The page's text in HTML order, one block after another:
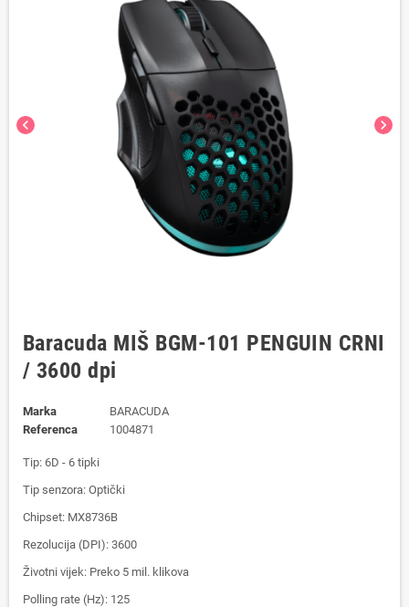
chevron_left chevron_right
Baracuda MIŠ BGM-101 PENGUIN CRNI
/ 3600 dpi
Marka
BARACUDA
Referenca
1004871
Tip: 6D - 6 tipki
Tip senzora: Optički
Chipset: MX8736B
Rezolucija (DPI): 3600
Životni vijek: Preko 5 mil. klikova
Polling rate (Hz): 125